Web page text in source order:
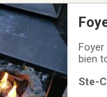
bien
Ste-